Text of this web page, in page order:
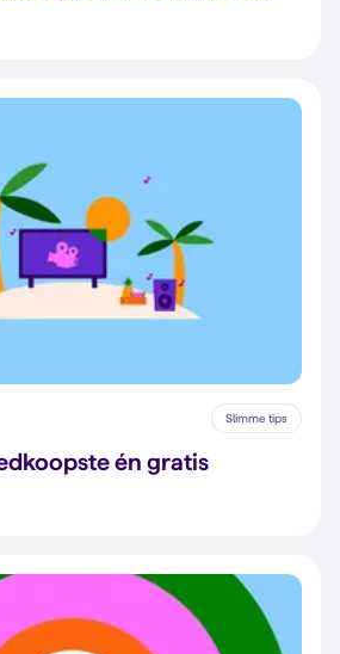
Slimme tips
én gratis